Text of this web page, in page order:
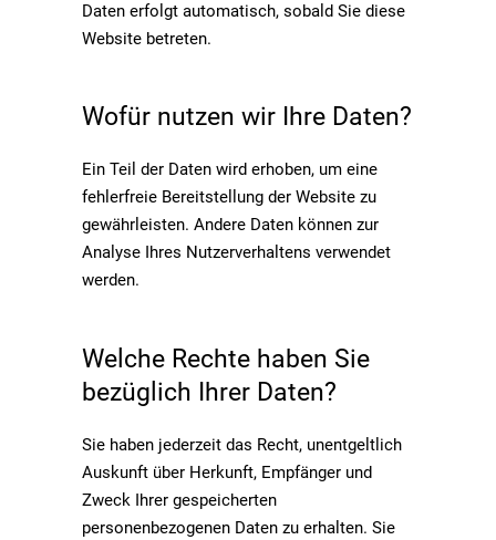
Daten erfolgt automatisch, sobald Sie diese
Website betreten.
Wofür nutzen wir Ihre Daten?
Ein Teil der Daten wird erhoben, um eine
fehlerfreie Bereitstellung der Website zu
gewährleisten. Andere Daten können zur
Analyse Ihres Nutzerverhaltens verwendet
werden.
Welche Rechte haben Sie
bezüglich Ihrer Daten?
Sie haben jederzeit das Recht, unentgeltlich
Auskunft über Herkunft, Empfänger und
Zweck Ihrer gespeicherten
personenbezogenen Daten zu erhalten. Sie